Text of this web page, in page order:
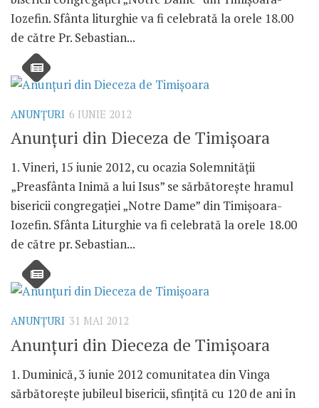
Iozefin. Sfânta liturghie va fi celebrată la orele 18.00
de către Pr. Sebastian...
ANUNŢURI 6 IUNIE 2012
Anunţuri din Dieceza de Timişoara
1. Vineri, 15 iunie 2012, cu ocazia Solemnităţii
„Preasfânta Inimă a lui Isus” se sărbătoreşte hramul
bisericii congregaţiei „Notre Dame” din Timişoara-
Iozefin. Sfânta Liturghie va fi celebrată la orele 18.00
de către pr. Sebastian...
ANUNŢURI 31 MAI 2012
Anunţuri din Dieceza de Timişoara
1. Duminică, 3 iunie 2012 comunitatea din Vinga
sărbătoreşte jubileul bisericii, sfinţită cu 120 de ani în